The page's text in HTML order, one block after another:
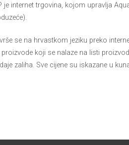
je internet trgovina, kojom upravlja
se na hrvastkom jeziku preko
koji se nalaze na listi
zaliha. Sve cijene su iskazane u